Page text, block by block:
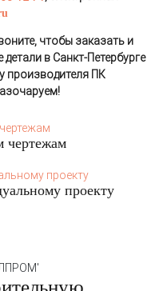
чтобы заказать и
в Санкт-Петербурге
производителя ПК
чертежам
проекту